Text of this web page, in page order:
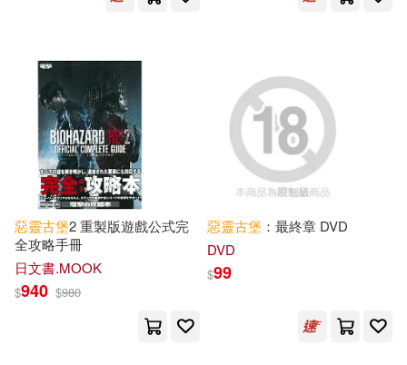
惡靈古堡2 重製版遊戲公式完
全攻略手冊
日文書.MOOK
$940 $980
惡靈古堡 ：最終章 DVD
DVD
$99